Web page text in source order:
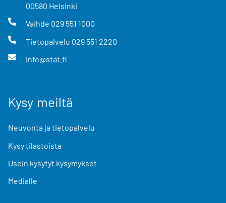
00580 Helsinki
Vaihde 029 551 1000
Tietopalvelu 029 551 2220
info@stat.fi
Kysy meiltä
Neuvonta ja tietopalvelu
Kysy tilastoista
Usein kysytyt kysymykset
Medialle